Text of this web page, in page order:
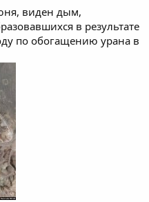
виден дым,
в результате
по обогащению урана в